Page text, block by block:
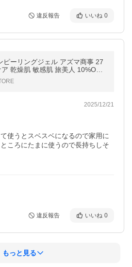
違反報告 いいね 0
ピーリングジェル アズマ商事 27
乾燥肌 敏感肌 旅美人 10%OFF
2025/12/21
使うとスベスベになるので家用に
ころにたまに使うので長持ちしそ
違反報告 いいね 0
もっと見る